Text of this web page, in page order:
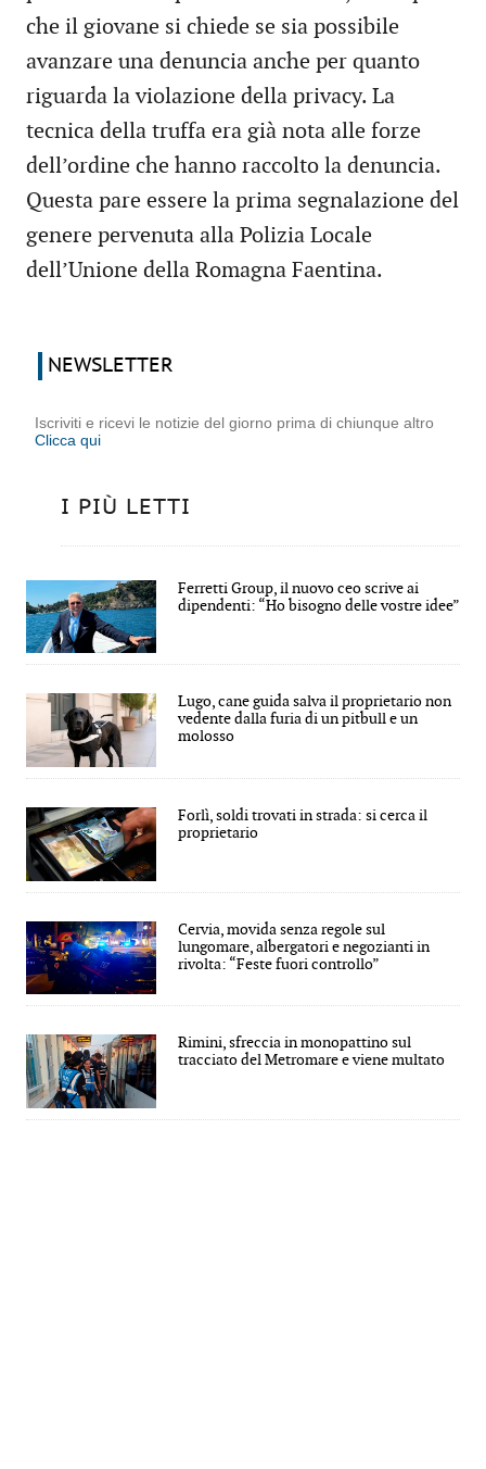
che il giovane si chiede se sia possibile
avanzare una denuncia anche per quanto
riguarda la violazione della privacy. La
tecnica della truffa era già nota alle forze
dell’ordine che hanno raccolto la denuncia.
Questa pare essere la prima segnalazione del
genere pervenuta alla Polizia Locale
dell’Unione della Romagna Faentina.
NEWSLETTER
Iscriviti e ricevi le notizie del giorno prima di chiunque altro
Clicca qui
I PIÙ LETTI
Ferretti Group, il nuovo ceo scrive ai
dipendenti: “Ho bisogno delle vostre idee”
Lugo, cane guida salva il proprietario non
vedente dalla furia di un pitbull e un
molosso
Forlì, soldi trovati in strada: si cerca il
proprietario
Cervia, movida senza regole sul
lungomare, albergatori e negozianti in
rivolta: “Feste fuori controllo”
Rimini, sfreccia in monopattino sul
tracciato del Metromare e viene multato